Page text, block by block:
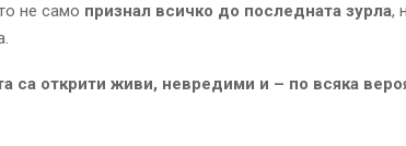
не само признал всичко до последната зурла,
са открити живи, невредими и – по всяка